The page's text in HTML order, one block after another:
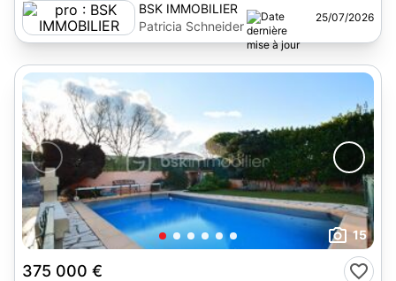
BSK IMMOBILIER
Patricia Schneider
25/07/2026
15
375 000 €